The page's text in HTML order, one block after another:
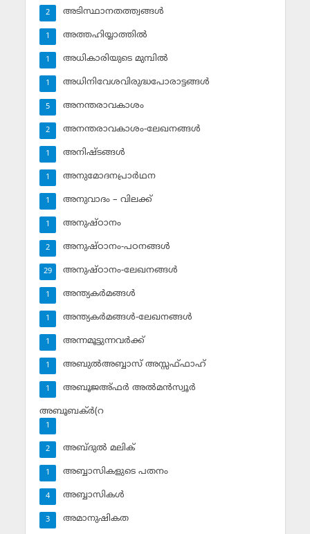
അടിസ്ഥാനതത്ത്വങ്ങള്‍
2
അത്തഹിയ്യാത്തില്‍
1
അധികാരിയുടെ മുമ്പില്‍
1
അധിനിവേശവിരുദ്ധപോരാട്ടങ്ങള്‍
1
അനന്തരാവകാശം
5
അനന്തരാവകാശം-ലേഖനങ്ങള്‍
2
അനിഷ്ടങ്ങള്‍
1
അനുമോദനപ്രാര്‍ഥന
1
അനുവാദം – വിലക്ക്‌
1
അനുഷ്ഠാനം
1
അനുഷ്ഠാനം-പഠനങ്ങള്‍
2
അനുഷ്ഠാനം-ലേഖനങ്ങള്‍
29
അന്ത്യകര്‍മങ്ങള്‍
1
അന്ത്യകര്‍മങ്ങള്‍-ലേഖനങ്ങള്‍
1
അന്നമൂട്ടുന്നവര്‍ക്ക്
1
അബുല്‍അബ്ബാസ് അസ്സഫ്ഫാഹ്‌
1
അബൂജഅ്ഫര്‍ അല്‍മന്‍സ്വൂര്‍
1
അബൂബക്ര്‍(റ
1
അബ്ദുല്‍ മലിക്‌
2
അബ്ബാസികളുടെ പതനം
1
അബ്ബാസികള്‍
4
അമാനുഷികത
3